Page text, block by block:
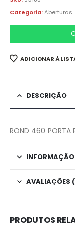
Categoria:Aberturas
ADICIONAR À
DESCRIÇÃO
ROND 460 PORTA
AVALIAÇÕES
PRODUTOS